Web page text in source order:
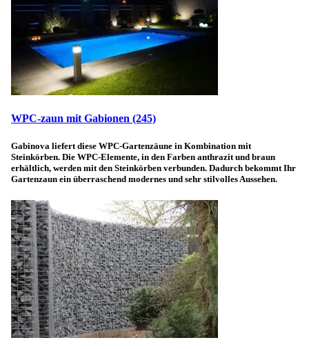
WPC-zaun mit Gabionen (245)
Gabinova liefert diese WPC-Gartenzäune in Kombination mit
Steinkörben. Die WPC-Elemente, in den Farben anthrazit und braun
erhältlich, werden mit den Steinkörben verbunden. Dadurch bekommt Ihr
Gartenzaun ein überraschend modernes und sehr stilvolles Aussehen.